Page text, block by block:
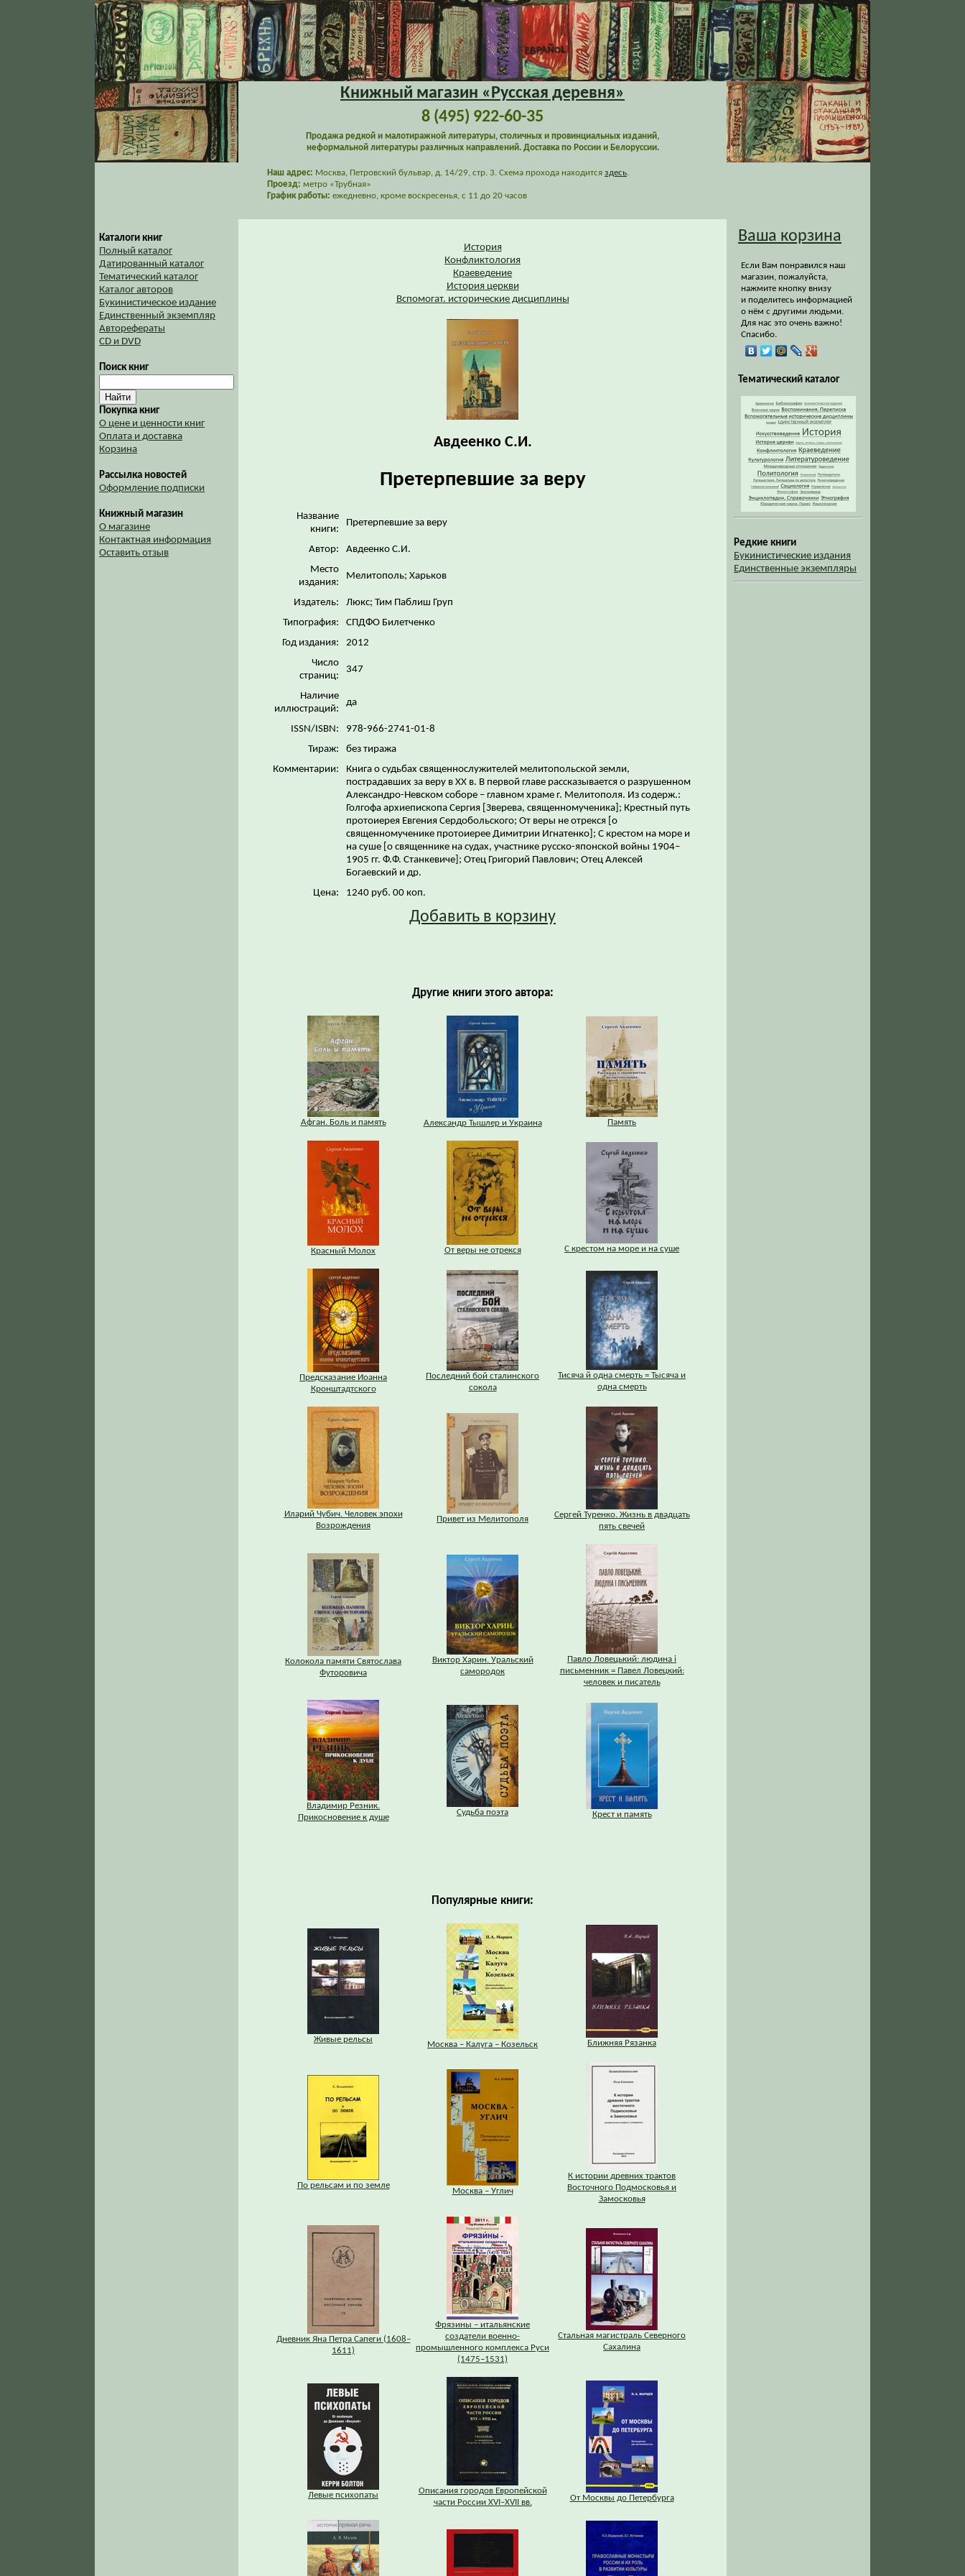
Книжный магазин «Русская деревня»
8 (495) 922-60-35
Продажа редкой и малотиражной литературы, столичных и провинциальных изданий,
неформальной литературы различных направлений. Доставка по России и Белоруссии.
Наш адрес: Москва, Петровский бульвар, д. 14/29, стр. 3. Схема прохода находится здесь.
Проезд: метро «Трубная»
График работы: ежедневно, кроме воскресенья, с 11 до 20 часов
Каталоги книг
Полный каталог
Датированный каталог
Тематический каталог
Каталог авторов
Букинистическое издание
Единственный экземпляр
Авторефераты
CD и DVD
Поиск книг
Покупка книг
О цене и ценности книг
Оплата и доставка
Корзина
Рассылка новостей
Оформление подписки
Книжный магазин
О магазине
Контактная информация
Оставить отзыв
История
Конфликтология
Краеведение
История церкви
Вспомогат. исторические дисциплины
Авдеенко С.И.
Претерпевшие за веру
Название
книги:
Претерпевшие за веру
Автор:
Авдеенко С.И.
Место
издания:
Мелитополь; Харьков
Издатель:
Люкс; Тим Паблиш Груп
Типография:
СПДФО Билетченко
Год издания:
2012
Число
страниц:
347
Наличие
иллюстраций:
да
ISSN/ISBN:
978-966-2741-01-8
Тираж:
без тиража
Комментарии:
Книга о судьбах священнослужителей мелитопольской земли,
пострадавших за веру в ХХ в. В первой главе рассказывается о разрушенном
Александро-Невском соборе – главном храме г. Мелитополя. Из содерж.:
Голгофа архиепископа Сергия [Зверева, священномученика]; Крестный путь
протоиерея Евгения Сердобольского; От веры не отрекся [о
священномученике протоиерее Димитрии Игнатенко]; С крестом на море и
на суше [о священнике на судах, участнике русско-японской войны 1904–
1905 гг. Ф.Ф. Станкевиче]; Отец Григорий Павлович; Отец Алексей
Богаевский и др.
Цена:
1240 руб. 00 коп.
Добавить в корзину
Другие книги этого автора:
Афган. Боль и память Александр Тышлер и Украина Память
Красный Молох От веры не отрекся С крестом на море и на суше
Предсказание Иоанна
Кронштадтского
Последний бой сталинского
сокола
Тисяча й одна смерть = Тысяча и
одна смерть
Иларий Чубич. Человек эпохи
Возрождения
Привет из Мелитополя
Сергей Туренко. Жизнь в двадцать
пять свечей
Колокола памяти Святослава
Футоровича
Виктор Харин. Уральский
самородок
Павло Ловецький: людина і
письменник = Павел Ловецкий:
человек и писатель
Владимир Резник.
Прикосновение к душе
Судьба поэта Крест и память
Популярные книги:
Живые рельсы
Москва – Калуга – Козельск Ближняя Рязанка
По рельсам и по земле
Москва – Углич
К истории древних трактов
Восточного Подмосковья и
Замосковья
Дневник Яна Петра Сапеги (1608–
1611)
Фрязины – итальянские
создатели военно-
промышленного комплекса Руси
(1475–1531)
Стальная магистраль Северного
Сахалина
Левые психопаты
Описания городов Европейской
части России XVI–XVII вв.
От Москвы до Петербурга
Ваша корзина
Если Вам понравился наш
магазин, пожалуйста,
нажмите кнопку внизу
и поделитесь информацией
о нём с другими людьми.
Для нас это очень важно!
Спасибо.
Тематический каталог
Редкие книги
Букинистические издания
Единственные экземпляры